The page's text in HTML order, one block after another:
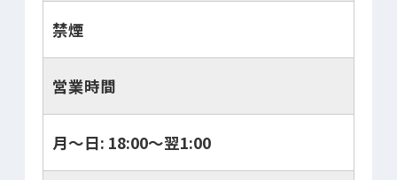
禁煙
営業時間
月～日: 18:00～翌1:00